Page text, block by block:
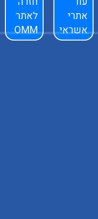
אתרי
אשראי
לאתר
OMM